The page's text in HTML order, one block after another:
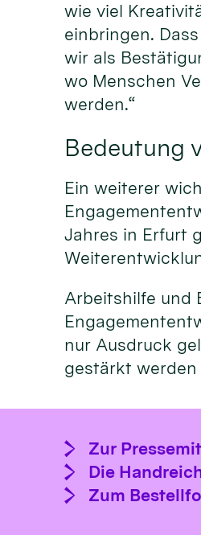
wie viel
einbringen.
wir als
wo Menschen
werden.“
Bedeutung
Ein weiterer
Jahres in Erfurt
Arbeitshilfe und
nur Ausdruck
gestärkt werden
Zur
Die
Zum